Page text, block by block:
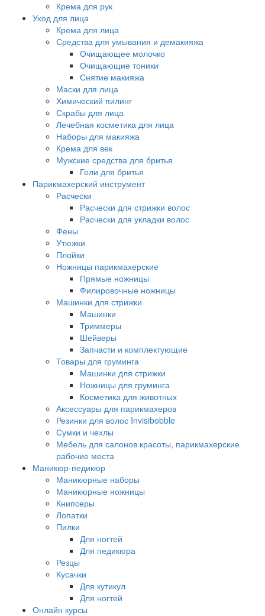
Крема для рук
Уход для лица
Крема для лица
Средства для умывания и демакияжа
Очищающее молочко
Очищающие тоники
Снятие макияжа
Маски для лица
Химический пилинг
Скрабы для лица
Лечебная косметика для лица
Наборы для макияжа
Крема для век
Мужские средства для бритья
Гели для бритья
Парикмахерский инструмент
Расчески
Расчески для стрижки волос
Расчески для укладки волос
Фены
Утюжки
Плойки
Ножницы парикмахерские
Прямые ножницы
Филировочные ножницы
Машинки для стрижки
Машинки
Триммеры
Шейверы
Запчасти и комплектующие
Товары для груминга
Машинки для стрижки
Ножницы для груминга
Косметика для животных
Аксессуары для парикмахеров
Резинки для волос Invisibobble
Сумки и чехлы
Мебель для салонов красоты, парикмахерские
рабочие места
Маникюр-педикюр
Маникюрные наборы
Маникюрные ножницы
Книпсеры
Лопатки
Пилки
Для ногтей
Для педикюра
Резцы
Кусачки
Для кутикул
Для ногтей
Онлайн курсы